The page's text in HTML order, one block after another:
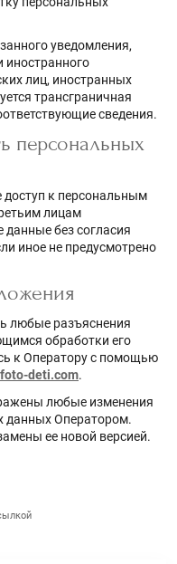
уведомления,
иностранного
лиц, иностранных
трансграничная
сведения.
персональных
к персональным
лицам
данные без согласия
иное не предусмотрено
любые разъяснения
обработки его
к Оператору с помощью
foto-deti.com.
любые изменения
данных Оператором.
ее новой версией.